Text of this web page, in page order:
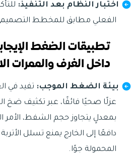
اختبار النظام بعد التنفيذ:
الفعلي مطابق للمخطط
تطبيقات الضغط
داخل الغرف والممرات
بيئة الضغط الموجب: تفيد في
عزلًا صحيًا فائقًا، عبر تكثيف ضخ
بمعدلٍ يتجاوز حجم الشفط، الأمر
دافعًا إلى الخارج يمنع تسلل
المحمولة جوًا.